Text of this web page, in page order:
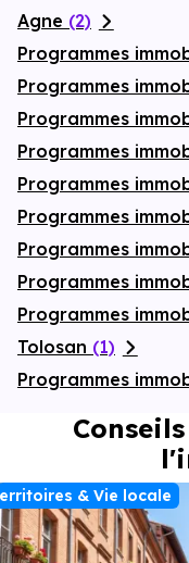
Agne (2)
Programmes
Programmes
Programmes
Programmes
Programmes
Programmes
Programmes
Programmes
Programmes
Tolosan (1)
Programmes
& Vie locale